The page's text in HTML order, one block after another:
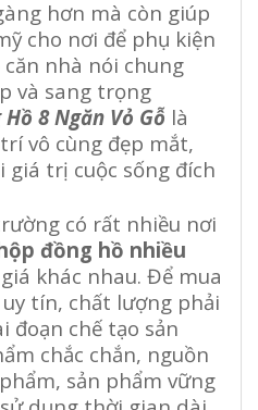
hơn mà còn giúp
cho nơi để phụ kiện
nhà nói chung
và sang trọng
8 Ngăn Vỏ Gỗ là
vô cùng đẹp mắt,
trị cuộc sống đích
có rất nhiều nơi
đồng hồ nhiều
khác nhau. Để mua
tín, chất lượng phải
đoạn chế tạo sản
chắc chắn, nguồn
sản phẩm vững